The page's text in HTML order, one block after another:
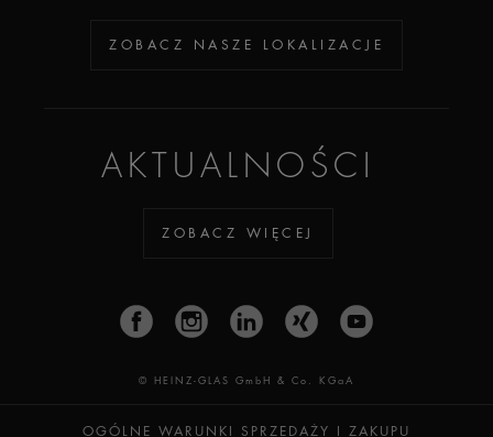
ZOBACZ NASZE LOKALIZACJE
AKTUALNOŚCI
ZOBACZ WIĘCEJ
© HEINZ-GLAS GmbH & Co. KGaA
OGÓLNE WARUNKI SPRZEDAŻY I ZAKUPU